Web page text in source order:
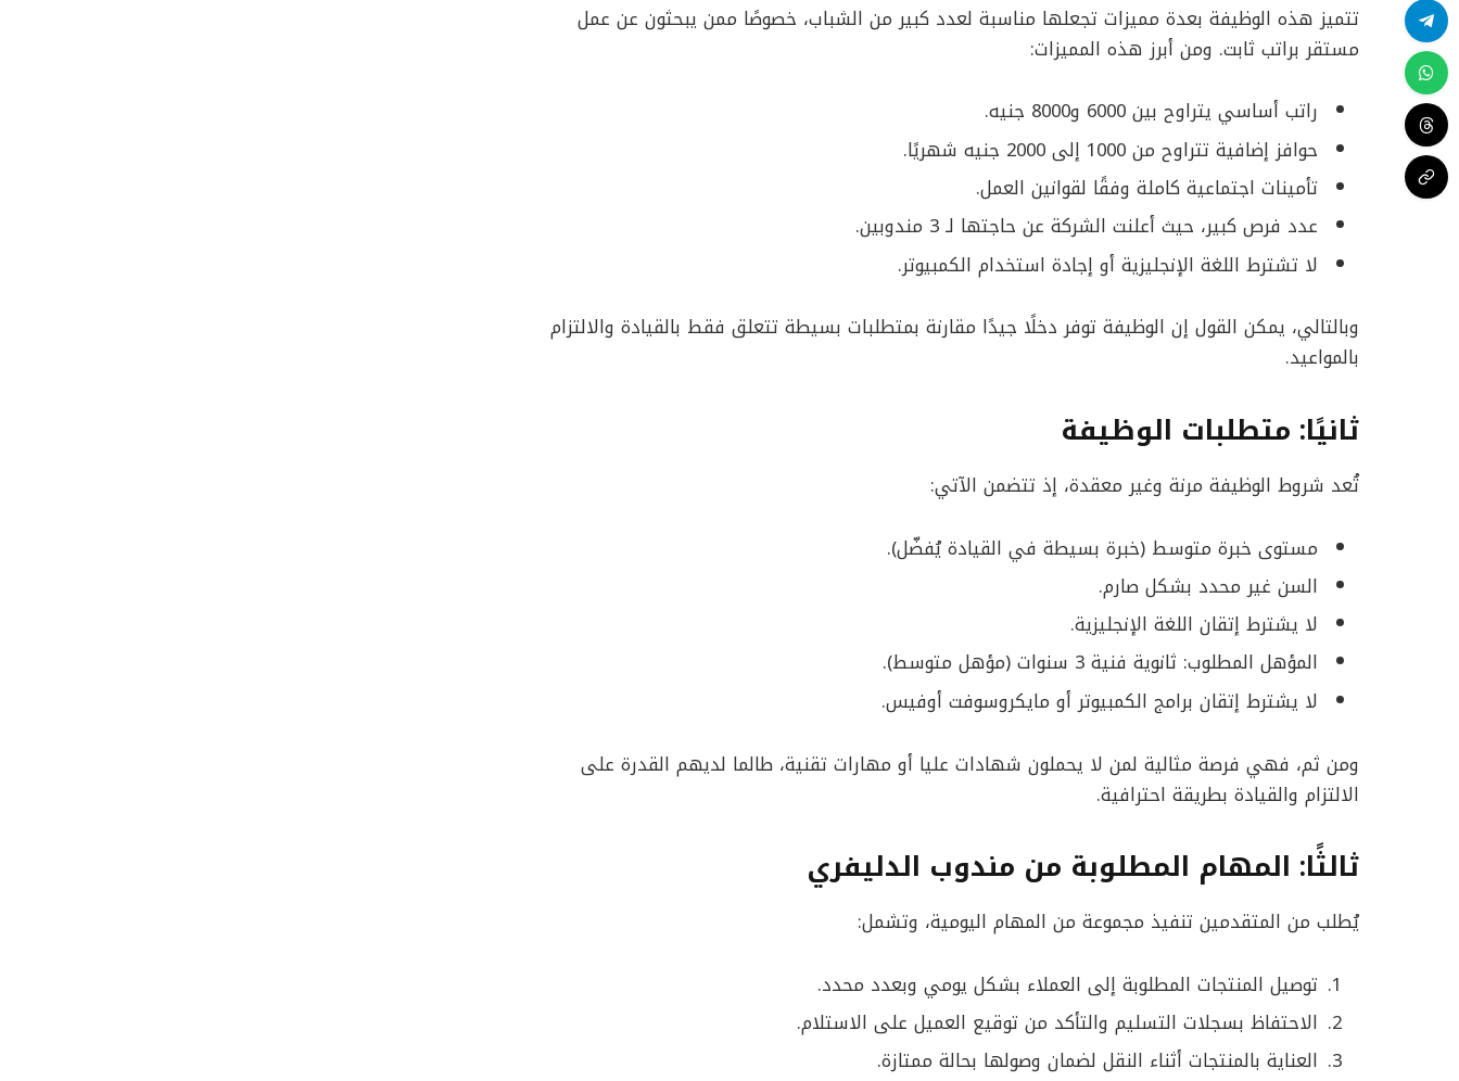
تتميز هذه الوظيفة بعدة مميزات تجعلها مناسبة لعدد كبير من الشباب، خصوصًا ممن يبحثون عن عمل
مستقر براتب ثابت. ومن أبرز هذه المميزات:
راتب أساسي يتراوح بين 6000 و8000 جنيه.
حوافز إضافية تتراوح من 1000 إلى 2000 جنيه شهريًا.
تأمينات اجتماعية كاملة وفقًا لقوانين العمل.
عدد فرص كبير، حيث أعلنت الشركة عن حاجتها لـ 3 مندوبين.
لا تشترط اللغة الإنجليزية أو إجادة استخدام الكمبيوتر.
وبالتالي، يمكن القول إن الوظيفة توفر دخلًا جيدًا مقارنة بمتطلبات بسيطة تتعلق فقط بالقيادة والالتزام
بالمواعيد.
ثانيًا: متطلبات الوظيفة
تُعد شروط الوظيفة مرنة وغير معقدة، إذ تتضمن الآتي:
مستوى خبرة متوسط (خبرة بسيطة في القيادة يُفضّل).
السن غير محدد بشكل صارم.
لا يشترط إتقان اللغة الإنجليزية.
المؤهل المطلوب: ثانوية فنية 3 سنوات (مؤهل متوسط).
لا يشترط إتقان برامج الكمبيوتر أو مايكروسوفت أوفيس.
ومن ثم، فهي فرصة مثالية لمن لا يحملون شهادات عليا أو مهارات تقنية، طالما لديهم القدرة على
الالتزام والقيادة بطريقة احترافية.
ثالثًا: المهام المطلوبة من مندوب الدليفري
يُطلب من المتقدمين تنفيذ مجموعة من المهام اليومية، وتشمل:
توصيل المنتجات المطلوبة إلى العملاء بشكل يومي وبعدد محدد.
الاحتفاظ بسجلات التسليم والتأكد من توقيع العميل على الاستلام.
العناية بالمنتجات أثناء النقل لضمان وصولها بحالة ممتازة.